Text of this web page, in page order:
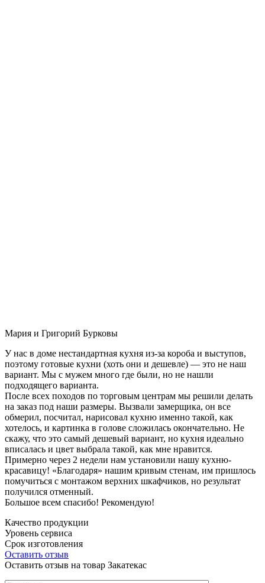
Мария и Григорий Бурковы
У нас в доме нестандартная кухня из-за короба и выступов,
поэтому готовые кухни (хоть они и дешевле) — это не наш
вариант. Мы с мужем много где были, но не нашли
подходящего варианта.
После всех походов по торговым центрам мы решили делать
на заказ под наши размеры. Вызвали замерщика, он все
обмерил, посчитал, нарисовал кухню именно такой, как
хотелось, и картинка в голове сложилась окончательно. Не
скажу, что это самый дешевый вариант, но кухня идеально
вписалась и цвет выбрала такой, как мне нравится.
Примерно через 2 недели нам установили нашу кухню-
красавицу! «Благодаря» нашим кривым стенам, им пришлось
помучиться с монтажом верхних шкафчиков, но результат
получился отменный.
Большое всем спасибо! Рекомендую!
Качество продукции
Уровень сервиса
Срок изготовления
Оставить отзыв
Оставить отзыв на товар Закатекас